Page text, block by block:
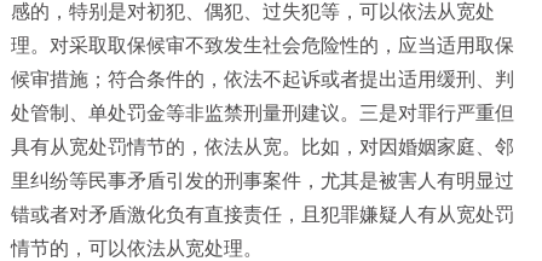
感的，特别是对初犯、偶犯、过失犯等，可以依法从宽处
理。对采取取保候审不致发生社会危险性的，应当适用取保
候审措施；符合条件的，依法不起诉或者提出适用缓刑、判
处管制、单处罚金等非监禁刑量刑建议。三是对罪行严重但
具有从宽处罚情节的，依法从宽。比如，对因婚姻家庭、邻
里纠纷等民事矛盾引发的刑事案件，尤其是被害人有明显过
错或者对矛盾激化负有直接责任，且犯罪嫌疑人有从宽处罚
情节的，可以依法从宽处理。